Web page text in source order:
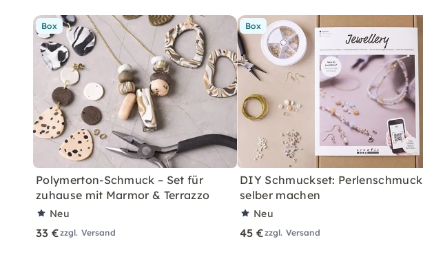
Box
Polymerton-Schmuck – Set für
zuhause mit Marmor & Terrazzo
Neu
33 €zzgl. Versand
Box
DIY Schmuckset: Perlenschmuck
selber machen
Neu
45 €zzgl. Versand